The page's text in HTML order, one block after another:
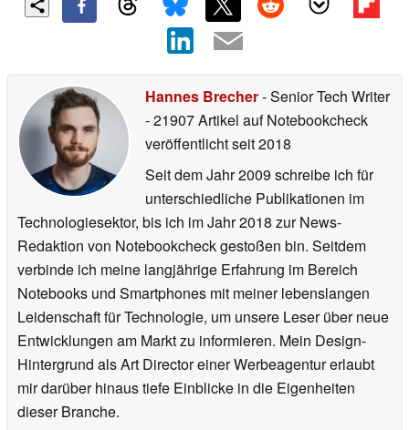
Hannes Brecher- Senior Tech Writer
- 21907 Artikel auf Notebookcheck
veröffentlichtseit 2018
Seit dem Jahr 2009 schreibe ich für
unterschiedliche Publikationen im
Technologiesektor, bis ich im Jahr 2018 zur News-
Redaktion von Notebookcheck gestoßen bin. Seitdem
verbinde ich meine langjährige Erfahrung im Bereich
Notebooks und Smartphones mit meiner lebenslangen
Leidenschaft für Technologie, um unsere Leser über neue
Entwicklungen am Markt zu informieren. Mein Design-
Hintergrund als Art Director einer Werbeagentur erlaubt
mir darüber hinaus tiefe Einblicke in die Eigenheiten
dieser Branche.